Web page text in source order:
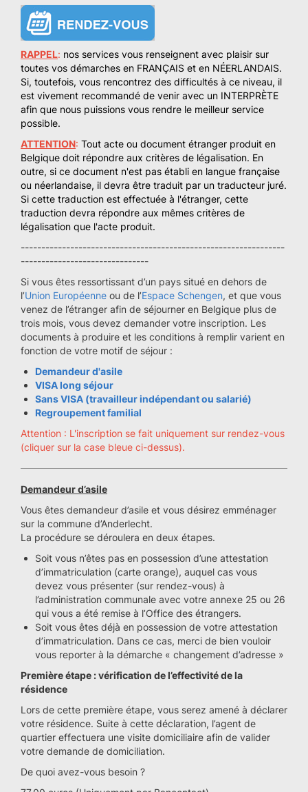
RAPPEL: nos services vous renseignent avec plaisir sur
toutes vos démarches en FRANÇAIS et en NÉERLANDAIS.
Si, toutefois, vous rencontrez des difficultés à ce niveau, il
est vivement recommandé de venir avec un INTERPRÈTE
afin que nous puissions vous rendre le meilleur service
possible.
ATTENTION: Tout acte ou document étranger produit en
Belgique doit répondre aux critères de légalisation. En
outre, si ce document n'est pas établi en langue française
ou néerlandaise, il devra être traduit par un traducteur juré.
Si cette traduction est effectuée à l'étranger, cette
traduction devra répondre aux mêmes critères de
légalisation que l'acte produit.
----------------------------------------------------------------
-------------------------------
Si vous êtes ressortissant d’un pays situé en dehors de
l’Union Européenne ou de l’Espace Schengen, et que vous
venez de l’étranger afin de séjourner en Belgique plus de
trois mois, vous devez demander votre inscription. Les
documents à produire et les conditions à remplir varient en
fonction de votre motif de séjour :
Demandeur d'asile
VISA long séjour
Sans VISA (travailleur indépendant ou salarié)
Regroupement familial
Attention : L'inscription se fait uniquement sur rendez-vous
(cliquer sur la case bleue ci-dessus).
Demandeur d’asile
Vous êtes demandeur d’asile et vous désirez emménager
sur la commune d’Anderlecht.
La procédure se déroulera en deux étapes.
Soit vous n’êtes pas en possession d’une attestation
d’immatriculation (carte orange), auquel cas vous
devez vous présenter (sur rendez-vous) à
l’administration communale avec votre annexe 25 ou 26
qui vous a été remise à l’Office des étrangers.
Soit vous êtes déjà en possession de votre attestation
d’immatriculation. Dans ce cas, merci de bien vouloir
vous reporter à la démarche « changement d’adresse »
Première étape : vérification de l’effectivité de la
résidence
Lors de cette première étape, vous serez amené à déclarer
votre résidence. Suite à cette déclaration, l’agent de
quartier effectuera une visite domiciliaire afin de valider
votre demande de domiciliation.
De quoi avez-vous besoin ?